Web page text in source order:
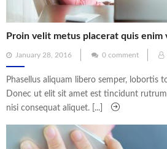
Proin velit metus placerat quis enim
Posted
on
January 28, 2016 0 comment
Phasellus aliquam libero semper, lobortis
Donec ut elit sit amet est tincidunt
nisi consequat aliquet. [...]